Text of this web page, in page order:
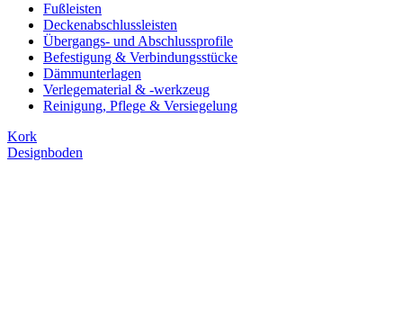
Fußleisten
Deckenabschlussleisten
Übergangs- und Abschlussprofile
Befestigung & Verbindungsstücke
Dämmunterlagen
Verlegematerial & -werkzeug
Reinigung, Pflege & Versiegelung
Kork
Designboden